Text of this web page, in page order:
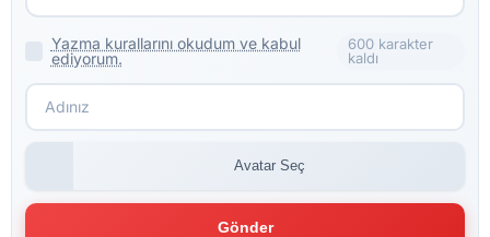
Yazma kurallarını okudum ve kabul
ediyorum.
600 karakter
kaldı
Avatar Seç
Gönder